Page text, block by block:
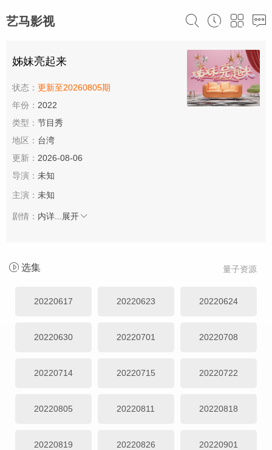
艺马影视
姊妹亮起来
状态： 更新至20260805期
年份： 2022
类型： 节目秀
地区： 台湾
更新： 2026-08-06
导演： 未知
主演： 未知
剧情： 内详... 展开
量子资源
选集
20220617 20220623 20220624
20220630 20220701 20220708
20220714 20220715 20220722
20220805 20220811 20220818
20220819 20220826 20220901